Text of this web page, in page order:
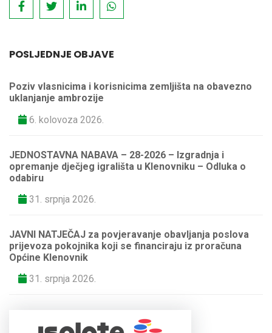
POSLJEDNJE OBJAVE
Poziv vlasnicima i korisnicima zemljišta na obavezno
uklanjanje ambrozije
6. kolovoza 2026.
JEDNOSTAVNA NABAVA – 28-2026 – Izgradnja i
opremanje dječjeg igrališta u Klenovniku – Odluka o
odabiru
31. srpnja 2026.
JAVNI NATJEČAJ za povjeravanje obavljanja poslova
prijevoza pokojnika koji se financiraju iz proračuna
Općine Klenovnik
31. srpnja 2026.